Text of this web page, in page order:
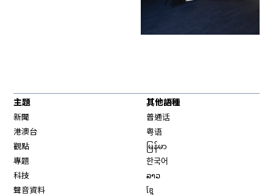
主題
新聞
港澳台
觀點
專題
科技
聲音資料
其他語種
普通话
粤语
မြန်မာ
한국어
ລາວ
ខ្មែ